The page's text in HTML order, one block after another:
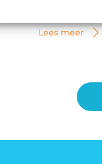
Lees meer